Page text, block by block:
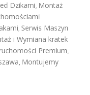
Dzikami, Montaż
, Serwis Maszyn
i Wymiana kratek
Premium,
, Montujemy